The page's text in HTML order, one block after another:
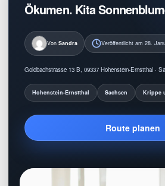
Ökumen. Kita
Von Sandra Veröffentlicht am 28.
Goldbachstrasse 13 B, 09337 Hohenstein-Ernstthal ·
Hohenstein-Ernstthal Sachsen Krippe
Route planen